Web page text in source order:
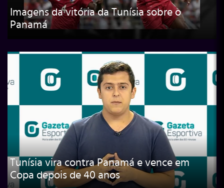
Imagens da vitória da Tunísia sobre o
Panamá
Tunísia vira contra Panamá e vence em
Copa depois de 40 anos